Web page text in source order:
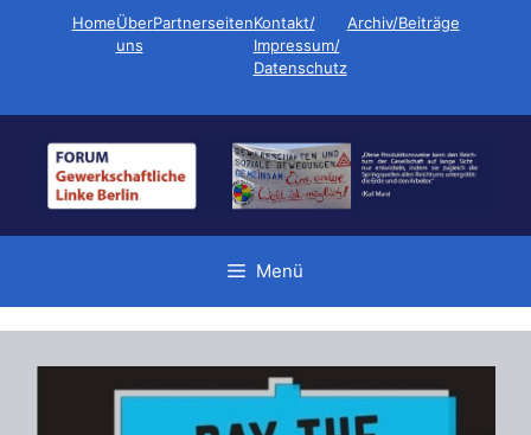
HomeÜber
uns
PartnerseitenKontakt/
Impressum/
Datenschutz
Archiv/Beiträge
Menü